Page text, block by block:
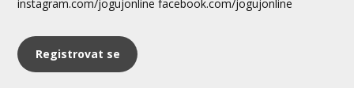
instagram.com/jogujonline facebook.com/jogujonline
Registrovat se